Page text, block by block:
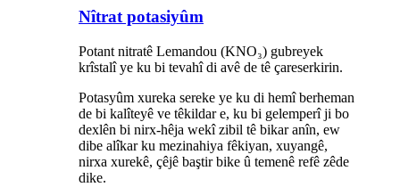
Nîtrat potasiyûm
Potant nitratê Lemandou (KNO₃) gubreyek
krîstalî ye ku bi tevahî di avê de tê çareserkirin.
Potasyûm xureka sereke ye ku di hemî berheman
de bi kalîteyê ve têkildar e, ku bi gelemperî ji bo
dexlên bi nirx-hêja wekî zibil tê bikar anîn, ew
dibe alîkar ku mezinahiya fêkiyan, xuyangê,
nirxa xurekê, çêjê baştir bike û temenê refê zêde
dike.